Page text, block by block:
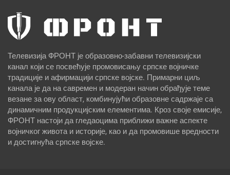
Телевизија ФРОНТ је образовно-забавни телевизијски
канал који се посвећује промовисању српске војничке
традиције и афирмацији српске војске. Примарни циљ
канала је да на савремен и модеран начин обрађује теме
везане за ову област, комбинујући образовне садржаје са
динамичним продукцијским елементима. Кроз своје емисије,
ФРОНТ настоји да гледаоцима приближи важне аспекте
војничког живота и историје, као и да промовише вредности
и достигнућа српске војске.